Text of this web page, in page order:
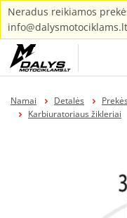
Neradus reikiamos
Namai Detalės
Karbiuratoriaus žikleriai